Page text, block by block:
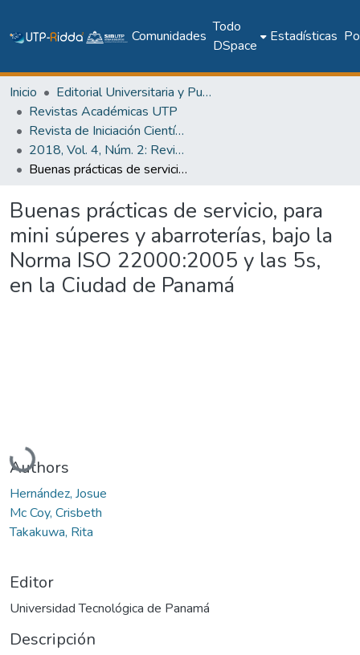
Comunidades
Todo
DSpace
Estadísticas
Inicio
Editorial Universitaria y Publicaciones Seriadas
Revistas Académicas UTP
Revista de Iniciación Científica
2018, Vol. 4, Núm. 2: Revista de Iniciación Científica
Buenas prácticas de servicio, para mini súperes y abarroterías, bajo la Norma ISO 22000:2005 y las 5s, en la Ciudad de Panamá
Buenas prácticas de servicio, para
mini súperes y abarroterías, bajo la
Norma ISO 22000:2005 y las 5s,
en la Ciudad de Panamá
Cargando...
Authors
Hernández, Josue
Mc Coy, Crisbeth
Takakuwa, Rita
Editor
Universidad Tecnológica de Panamá
Descripción